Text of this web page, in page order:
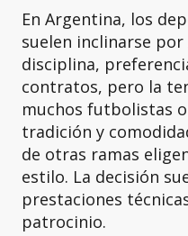
En Argentina, los
suelen inclinarse por
disciplina,
contratos, pero la
muchos futbolistas
tradición y
de otras ramas
estilo. La decisión
prestaciones
patrocinio.